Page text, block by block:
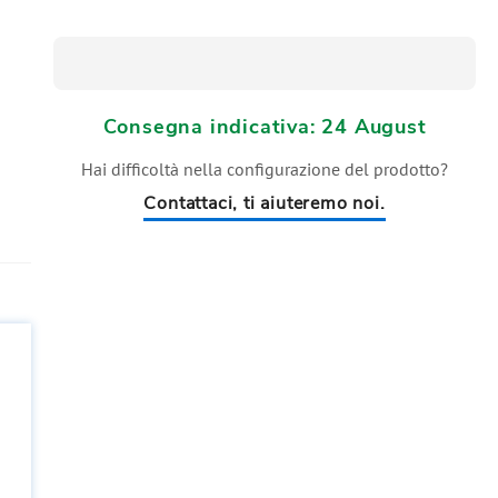
Consegna indicativa: 24 August
Hai difficoltà nella configurazione del prodotto?
Contattaci, ti aiuteremo noi.